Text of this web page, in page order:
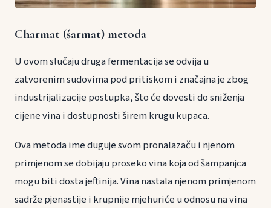
Charmat (šarmat) metoda
U ovom slučaju druga fermentacija se odvija u
zatvorenim sudovima pod pritiskom i značajna je zbog
industrijalizacije postupka, što će dovesti do sniženja
cijene vina i dostupnosti širem krugu kupaca.
Ova metoda ime duguje svom pronalazaču i njenom
primjenom se dobijaju proseko vina koja od šampanjca
mogu biti dosta jeftinija. Vina nastala njenom primjenom
sadrže pjenastije i krupnije mjehuriće u odnosu na vina